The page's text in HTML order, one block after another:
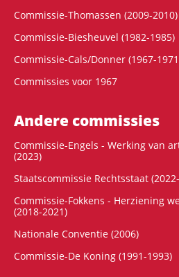
Commissie-Thomassen (2009-2010)
Commissie-Biesheuvel (1982-1985)
Commissie-Cals/Donner (1967-
Commissies voor 1967
Andere commissies
Commissie-Engels - Werking van
(2023)
Staatscommissie Rechtsstaat
Commissie-Fokkens - Herziening
(2018-2021)
Nationale Conventie (2006)
Commissie-De Koning (1991-1993)